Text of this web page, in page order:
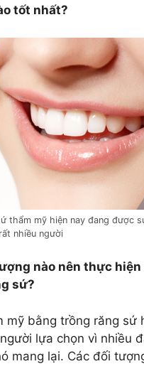
tốt nhất?
thẩm mỹ hiện nay đang được
nhiều người
nào nên thực
sứ?
mỹ bằng trồng răng sứ
lựa chọn vì nhiều
mang lại. Các đối